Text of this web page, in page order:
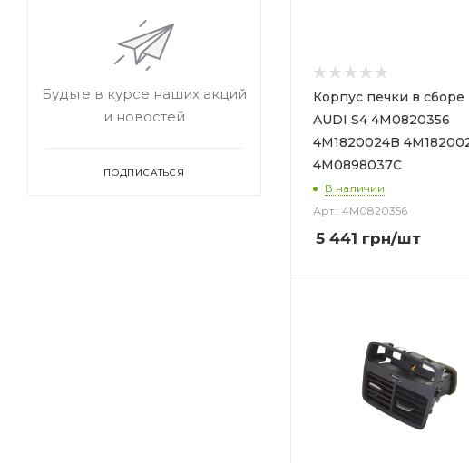
Корпус печки в сборе
AUDI S4 4M0820356
4M1820024B
4M0898037C
В наличии
Арт.: 4M0820356
5 441 грн/шт
Будьте в курсе наших акций
и новостей
ПОДПИСАТЬСЯ